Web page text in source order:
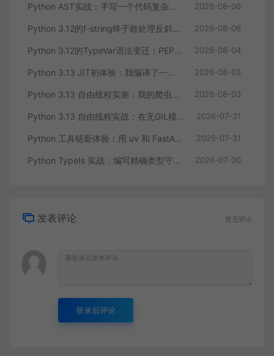
Python AST实战：手写一个代码复杂度检测工具，比你自己数还准 2026-08-06
Python 3.12的f-string终于敢处理反斜杠和引号了，这不是小打小闹 2026-08-06
Python 3.12的TypeVar语法变迁：PEP 695让泛型写起来像呼吸一样自然 2026-08-04
Python 3.13 JIT初体验：我编译了一个带JIT的Python，性能提升竟然只有这么多？ 2026-08-03
Python 3.13 自由线程实测：我的爬虫终于能真正并行跑起来了 2026-08-03
Python 3.13 自由线程实战：在无GIL模式下释放多核CPU的真正性能 2026-07-31
Python 工具链新体验：用 uv 和 FastAPI 十分钟搭建一个标准化 REST API 2026-07-31
Python TypeIs 实战：编写精确类型守卫告别类型检查器的误判 2026-07-30
发表评论 暂无评论
登录后评论